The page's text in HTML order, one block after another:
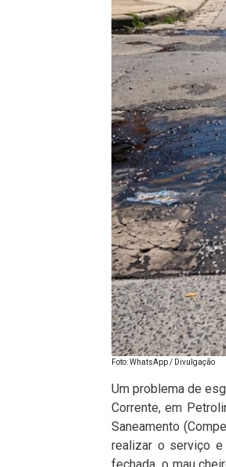
Foto: WhatsApp / Divulgação
Um problema de
Corrente, em
Saneamento
realizar o serviço e
fechada, o mau